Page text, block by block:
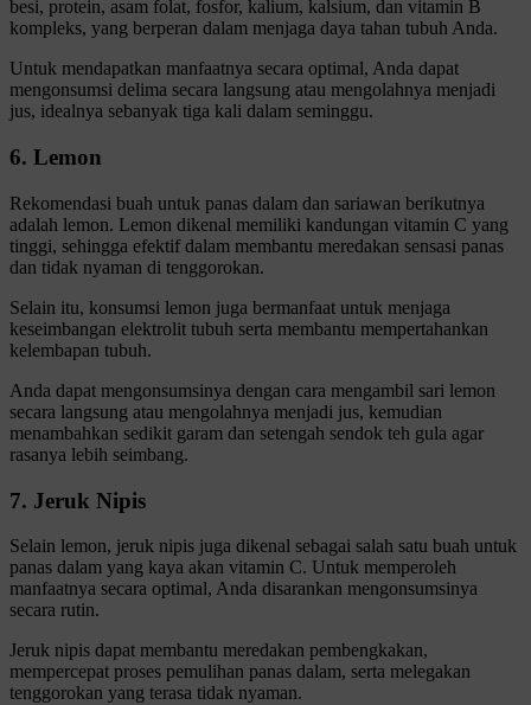
besi, protein, asam folat, fosfor, kalium, kalsium, dan vitamin B
kompleks, yang berperan dalam menjaga daya tahan tubuh Anda.
Untuk mendapatkan manfaatnya secara optimal, Anda dapat
mengonsumsi delima secara langsung atau mengolahnya menjadi
jus, idealnya sebanyak tiga kali dalam seminggu.
6. Lemon
Rekomendasi buah untuk panas dalam dan sariawan berikutnya
adalah lemon. Lemon dikenal memiliki kandungan vitamin C yang
tinggi, sehingga efektif dalam membantu meredakan sensasi panas
dan tidak nyaman di tenggorokan.
Selain itu, konsumsi lemon juga bermanfaat untuk menjaga
keseimbangan elektrolit tubuh serta membantu mempertahankan
kelembapan tubuh.
Anda dapat mengonsumsinya dengan cara mengambil sari lemon
secara langsung atau mengolahnya menjadi jus, kemudian
menambahkan sedikit garam dan setengah sendok teh gula agar
rasanya lebih seimbang.
7. Jeruk Nipis
Selain lemon, jeruk nipis juga dikenal sebagai salah satu buah untuk
panas dalam yang kaya akan vitamin C. Untuk memperoleh
manfaatnya secara optimal, Anda disarankan mengonsumsinya
secara rutin.
Jeruk nipis dapat membantu meredakan pembengkakan,
mempercepat proses pemulihan panas dalam, serta melegakan
tenggorokan yang terasa tidak nyaman.